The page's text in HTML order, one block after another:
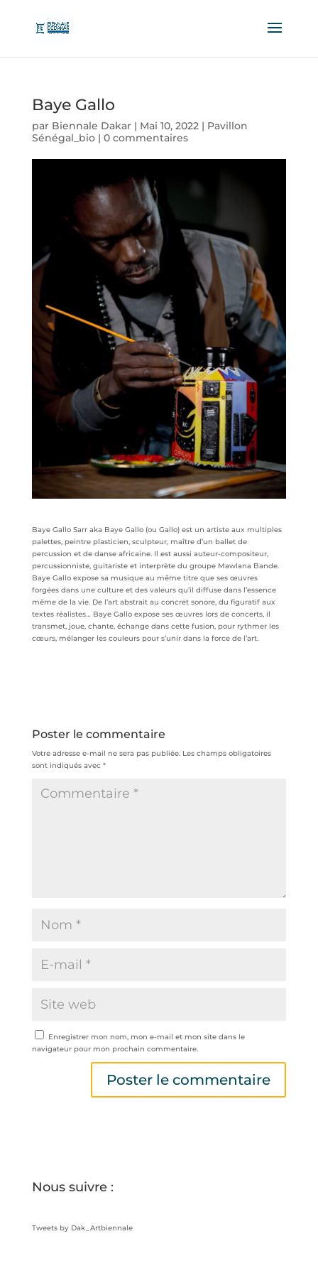
Baye Gallo
par Biennale Dakar| Mai 10, 2022| Pavillon
Sénégal_bio| 0 commentaires
Baye Gallo Sarr aka Baye Gallo (ou Gallo) est un artiste aux multiples
palettes, peintre plasticien, sculpteur, maître d’un ballet de
percussion et de danse africaine. Il est aussi auteur-compositeur,
percussionniste, guitariste et interprète du groupe Mawlana Bande.
Baye Gallo expose sa musique au même titre que ses œuvres
forgées dans une culture et des valeurs qu’il diffuse dans l’essence
même de la vie. De l’art abstrait au concret sonore, du figuratif aux
textes réalistes… Baye Gallo expose ses œuvres lors de concerts, il
transmet, joue, chante, échange dans cette fusion, pour rythmer les
cœurs, mélanger les couleurs pour s’unir dans la force de l’art.
Poster le commentaire
Votre adresse e-mail ne sera pas publiée. Les champs obligatoires
sont indiqués avec *
Enregistrer mon nom, mon e-mail et mon site dans le
navigateur pour mon prochain commentaire.
Nous suivre :
Tweets by Dak_Artbiennale